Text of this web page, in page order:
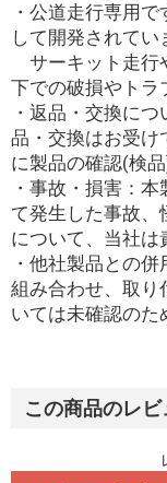
・公道走行専用
して開発されてい
サーキット走行
下での破損やトラ
・返品・交換に
品・交換はお受け
に製品の確認(検
・事故・損害：
て発生した事故
について、当社は
・他社製品との
組み合わせ、取り
いては未確認のた
この商品のレビ